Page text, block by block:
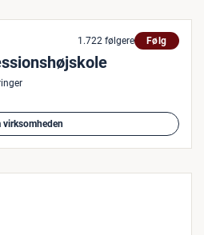
1.722 følgere Følg
virksomheden